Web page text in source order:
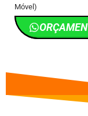
Móvel)